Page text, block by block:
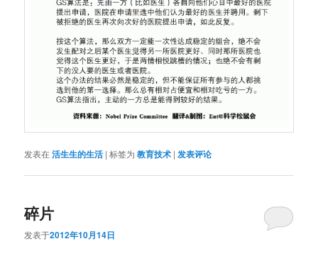
发表在活生生的生活 |标签为 教育技术 | 发表评论
碎片
发表于2012年10月14日